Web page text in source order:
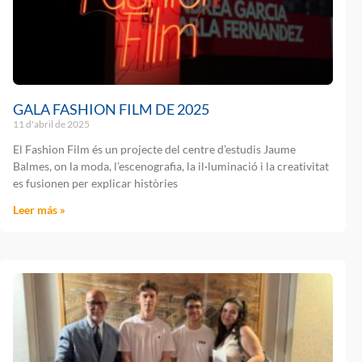
GALA FASHION FILM DE 2025
11 d'abril de 2025
El Fashion Film és un projecte del centre d’estudis Jaume
Balmes, on la moda, l’escenografia, la il·luminació i la creativitat
es fusionen per explicar històries
Leer más »